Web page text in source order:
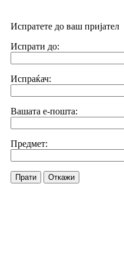
Испратете до ваш пријател
Испрати до:
Испраќач:
Вашата е-пошта:
Предмет:
Прати Откажи